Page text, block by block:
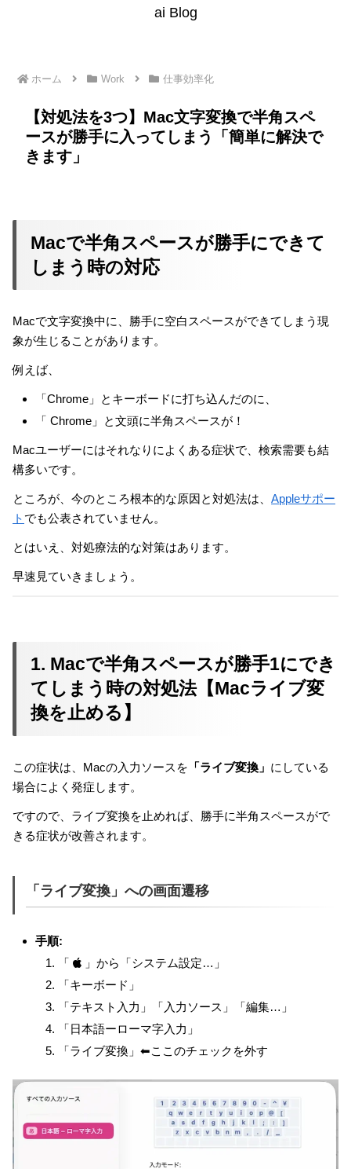
ai Blog
ホーム Work 仕事効率化
【対処法を3つ】Mac文字変換で半角スペ
ースが勝手に入ってしまう「簡単に解決で
きます」
Macで半角スペースが勝手にできて
しまう時の対応
Macで文字変換中に、勝手に空白スペースができてしまう現
象が生じることがあります。
例えば、
「Chrome」とキーボードに打ち込んだのに、
「 Chrome」と文頭に半角スペースが！
Macユーザーにはそれなりによくある症状で、検索需要も結
構多いです。
ところが、今のところ根本的な原因と対処法は、 Appleサポー
ト でも公表されていません。
とはいえ、対処療法的な対策はあります。
早速見ていきましょう。
1. Macで半角スペースが勝手1にでき
てしまう時の対処法【Macライブ変
換を止める】
この症状は、Macの入力ソースを 「ライブ変換」 にしている
場合によく発症します。
ですので、ライブ変換を止めれば、勝手に半角スペースがで
きる症状が改善されます。
「ライブ変換」への画面遷移
手順:
「
」から「システム設定…」
「キーボード」
「テキスト入力」「入力ソース」「編集…」
「日本語ーローマ字入力」
「ライブ変換」⬅︎ここのチェックを外す